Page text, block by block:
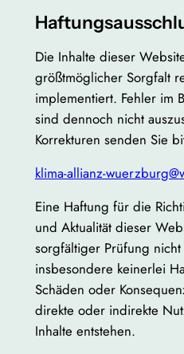
Die Inhalte dieser
größtmöglicher Sorgfalt
implementiert. Fehler im
sind dennoch nicht
Korrekturen senden Sie
klima-allianz-
Eine Haftung für die
und Aktualität dieser
sorgfältiger Prüfung
insbesondere keinerlei
Schäden oder
direkte oder indirekte
Inhalte entstehen.